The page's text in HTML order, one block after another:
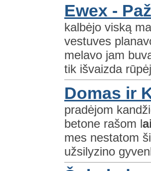
Ewex -
kalbėjo viską
vestuves
melavo jam
tik išvaizda
Domas ir
pradėjom
betone rašom l
mes nestatom
užsilyzino